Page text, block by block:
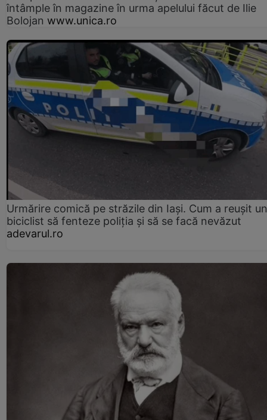
întâmple în magazine în urma apelului făcut de Ilie
Bolojan www.unica.ro
Urmărire comică pe străzile din Iași. Cum a reușit un
biciclist să fenteze poliția și să se facă nevăzut
adevarul.ro